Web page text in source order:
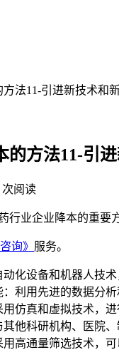
法11-引进新技术和
的方法11-引
次阅读
行业企业降本的重要
询》 服务。
化设备和机器人技
利用先进的数据分
仿真和虚拟技术，
他科研机构、医院
高通量筛选技术，